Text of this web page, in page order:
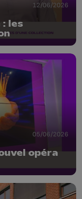
12/06/2026
: les
05/06/2026
opéra